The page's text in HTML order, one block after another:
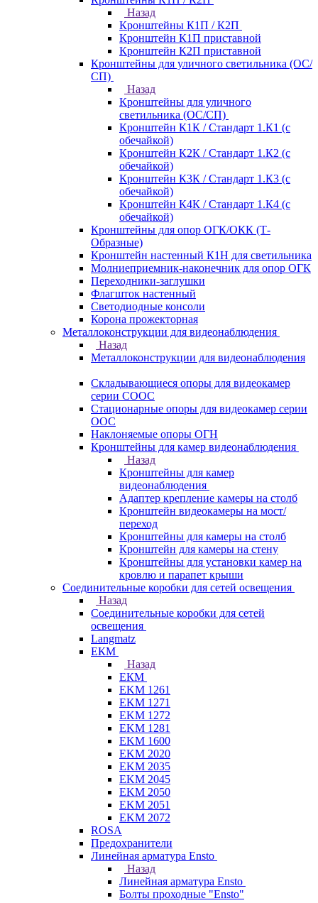
Назад
Кронштейны К1П / К2П
Кронштейн К1П приставной
Кронштейн К2П приставной
Кронштейны для уличного светильника (ОС/
СП)
Назад
Кронштейны для уличного
светильника (ОС/СП)
Кронштейн К1К / Стандарт 1.К1 (с
обечайкой)
Кронштейн К2К / Стандарт 1.К2 (с
обечайкой)
Кронштейн К3К / Стандарт 1.К3 (с
обечайкой)
Кронштейн К4К / Стандарт 1.К4 (с
обечайкой)
Кронштейны для опор ОГК/ОКК (Т-
Образные)
Кронштейн настенный К1Н для светильника
Молниеприемник-наконечник для опор ОГК
Переходники-заглушки
Флагшток настенный
Светодиодные консоли
Корона прожекторная
Металлоконструкции для видеонаблюдения
Назад
Металлоконструкции для видеонаблюдения
Складывающиеся опоры для видеокамер
серии СООС
Стационарные опоры для видеокамер серии
ООС
Наклоняемые опоры ОГН
Кронштейны для камер видеонаблюдения
Назад
Кронштейны для камер
видеонаблюдения
Адаптер крепление камеры на столб
Кронштейн видеокамеры на мост/
переход
Кронштейны для камеры на столб
Кронштейн для камеры на стену
Кронштейны для установки камер на
кровлю и парапет крыши
Соединительные коробки для сетей освещения
Назад
Соединительные коробки для сетей
освещения
Langmatz
ЕКМ
Назад
ЕКМ
EKM 1261
EKM 1271
EKM 1272
EKM 1281
EKM 1600
EKM 2020
EKM 2035
EKM 2045
EKM 2050
EKM 2051
EKM 2072
ROSA
Предохранители
Линейная арматура Ensto
Назад
Линейная арматура Ensto
Болты проходные "Ensto"